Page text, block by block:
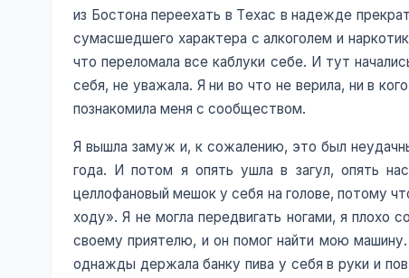
из Бостона переехать в Техас в надежде
сумасшедшего характера с алкоголем и
что переломала все каблуки себе. И тут
себя, не уважала. Я ни во что не верила, ни в
познакомила меня с сообществом.
Я вышла замуж и, к сожалению, это был
года. И потом я опять ушла в загул, опять
целлофановый мешок у себя на голове, потому
ходу». Я не могла передвигать ногами, я плохо
своему приятелю, и он помог найти мою
однажды держала банку пива у себя в руки и